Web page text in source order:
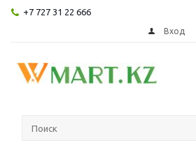
+7 727 31 22 666
Вход